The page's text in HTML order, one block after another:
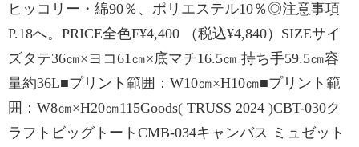
ヒッコリー・綿90％、ポリエステル10％◎注意事項
P.18へ。PRICE全色F¥4,400 （税込¥4,840）SIZEサイ
ズタテ36㎝×ヨコ61㎝×底マチ16.5㎝ 持ち手59.5㎝容
量約36L■プリント範囲：W10㎝×H10㎝■プリント範
囲：W8㎝×H20㎝115Goods( TRUSS 2024 )CBT-030ク
ラフトビッグトートCMB-034キャンバス ミュゼット